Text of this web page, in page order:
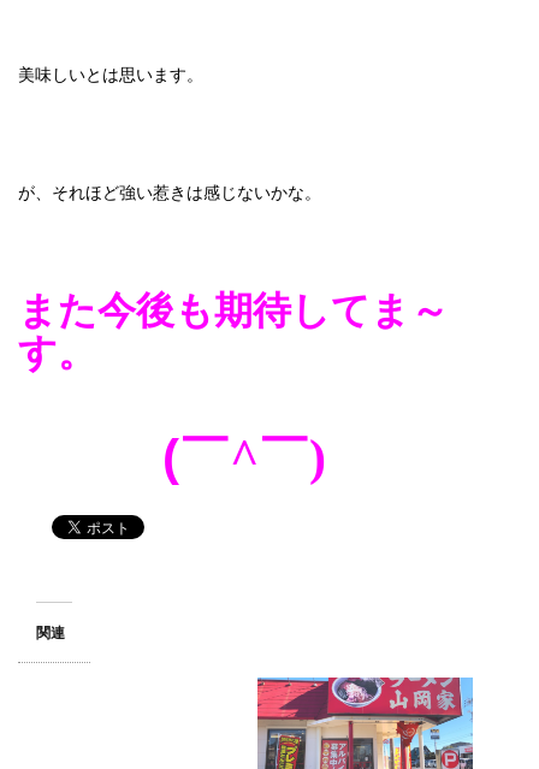
美味しいとは思います。
が、それほど強い惹きは感じないかな。
また今後も期待してま～
す。
(￣^￣)
関連